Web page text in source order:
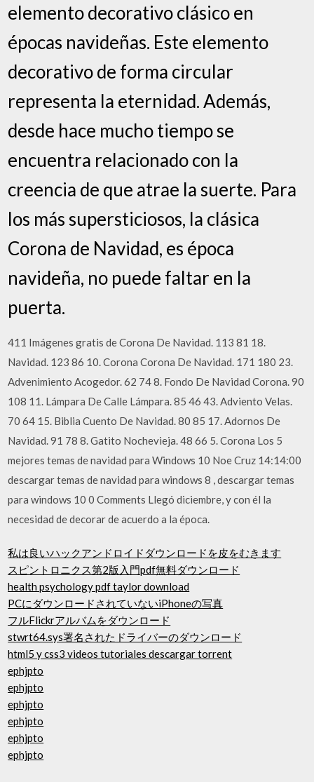
elemento decorativo clásico en
épocas navideñas. Este elemento
decorativo de forma circular
representa la eternidad. Además,
desde hace mucho tiempo se
encuentra relacionado con la
creencia de que atrae la suerte. Para
los más supersticiosos, la clásica
Corona de Navidad, es época
navideña, no puede faltar en la
puerta.
411 Imágenes gratis de Corona De Navidad. 113 81 18.
Navidad. 123 86 10. Corona Corona De Navidad. 171 180 23.
Advenimiento Acogedor. 62 74 8. Fondo De Navidad Corona. 90
108 11. Lámpara De Calle Lámpara. 85 46 43. Adviento Velas.
70 64 15. Biblia Cuento De Navidad. 80 85 17. Adornos De
Navidad. 91 78 8. Gatito Nochevieja. 48 66 5. Corona Los 5
mejores temas de navidad para Windows 10 Noe Cruz 14:14:00
descargar temas de navidad para windows 8 , descargar temas
para windows 10 0 Comments Llegó diciembre, y con él la
necesidad de decorar de acuerdo a la época.
私は良いハックアンドロイドダウンロードを皮をむきます
スピントロニクス第2版入門pdf無料ダウンロード
health psychology pdf taylor download
PCにダウンロードされていないiPhoneの写真
フルFlickrアルバムをダウンロード
stwrt64.sys署名されたドライバーのダウンロード
html5 y css3 videos tutoriales descargar torrent
ephjpto
ephjpto
ephjpto
ephjpto
ephjpto
ephjpto